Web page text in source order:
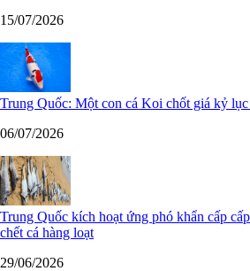
15/07/2026
Trung Quốc: Một con cá Koi chốt giá kỷ
06/07/2026
Trung Quốc kích hoạt ứng phó khẩn cấp
chết cá hàng loạt
29/06/2026